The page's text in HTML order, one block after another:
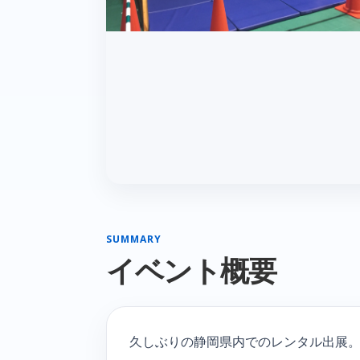
SUMMARY
イベント概要
久しぶりの静岡県内でのレンタル出展。